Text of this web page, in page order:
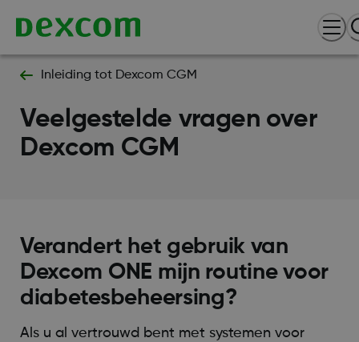
Inleiding tot Dexcom CGM
Veelgestelde vragen over
Dexcom CGM
Verandert het gebruik van
Dexcom ONE mijn routine voor
diabetesbeheersing?
Als u al vertrouwd bent met systemen voor